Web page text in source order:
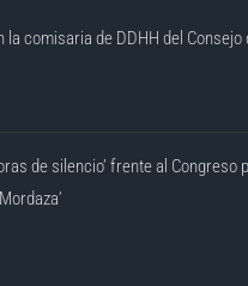
la comisaria de DDHH del Consejo
de silencio’ frente al Congreso